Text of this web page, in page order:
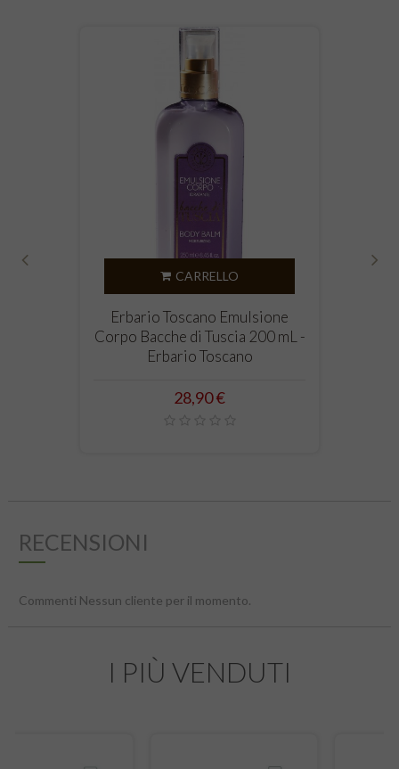
CARRELLO
Erbario Toscano Emulsione
Corpo Bacche di Tuscia 200 mL -
Erbario Toscano
Prezzo
28,90 €
RECENSIONI
Commenti Nessun cliente per il momento.
I PIÙ VENDUTI